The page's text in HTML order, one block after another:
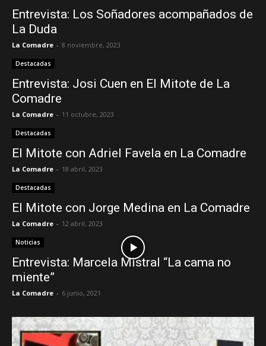
Entrevista: Los Soñadores acompañados de
La Duda
La Comadre - 8 noviembre, 2023
Destacadas
Entrevista: Josi Cuen en El Mitote de La
Comadre
La Comadre - 11 octubre, 2023
Destacadas
El Mitote con Adriel Favela en La Comadre
La Comadre - 18 abril, 2023
Destacadas
El Mitote con Jorge Medina en La Comadre
La Comadre - 12 abril, 2023
Noticias
Entrevista: Marcela Mistral “La cama no
miente”
La Comadre - 6 junio, 2021